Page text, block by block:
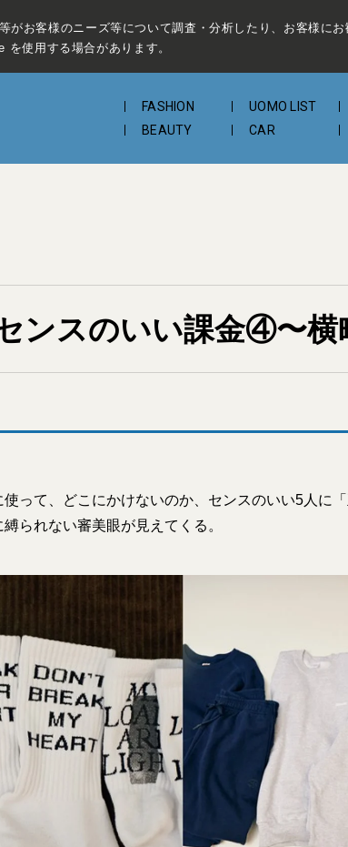
がお客様のニーズ等について調査・分析したり、お客様にお
使用する場合があります。
FASHION UOMO LIST
BEAUTY
CAR
ンスのいい課金④〜横
って、どこにかけないのか、センスのいい5人に
られない審美眼が見えてくる。